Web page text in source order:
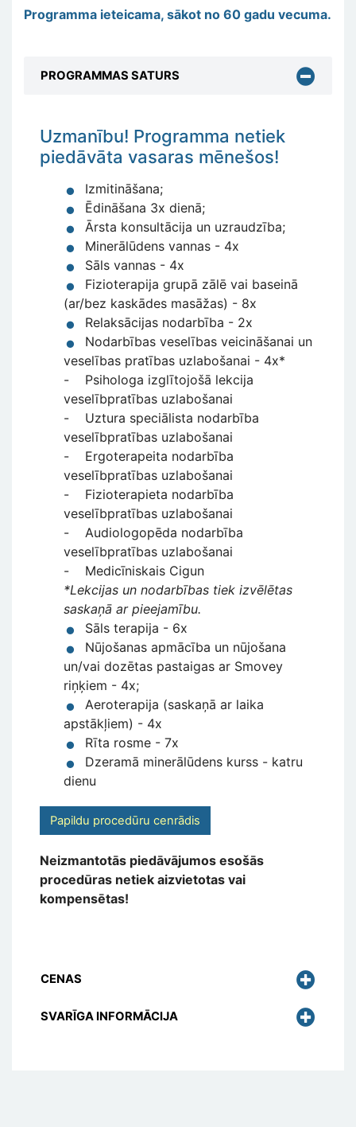
Programma ieteicama, sākot no 60 gadu vecuma.
PROGRAMMAS SATURS
Uzmanību! Programma netiek
piedāvāta vasaras mēnešos!
Izmitināšana;
Ēdināšana 3x dienā;
Ārsta konsultācija un uzraudzība;
Minerālūdens vannas - 4x
Sāls vannas - 4x
Fizioterapija grupā zālē vai baseinā
(ar/bez kaskādes masāžas) - 8x
Relaksācijas nodarbība - 2x
Nodarbības veselības veicināšanai un
veselības pratības uzlabošanai - 4x*
- Psihologa izglītojošā lekcija
veselībpratības uzlabošanai
- Uztura speciālista nodarbība
veselībpratības uzlabošanai
- Ergoterapeita nodarbība
veselībpratības uzlabošanai
- Fizioterapieta nodarbība
veselībpratības uzlabošanai
- Audiologopēda nodarbība
veselībpratības uzlabošanai
- Medicīniskais Cigun
*Lekcijas un nodarbības tiek izvēlētas
saskaņā ar pieejamību.
Sāls terapija - 6x
Nūjošanas apmācība un nūjošana
un/vai dozētas pastaigas ar Smovey
riņķiem - 4x;
Aeroterapija (saskaņā ar laika
apstākļiem) - 4x
Rīta rosme - 7x
Dzeramā minerālūdens kurss - katru
dienu
Papildu procedūru cenrādis
Neizmantotās piedāvājumos esošās
procedūras netiek aizvietotas vai
kompensētas!
CENAS
SVARĪGA INFORMĀCIJA